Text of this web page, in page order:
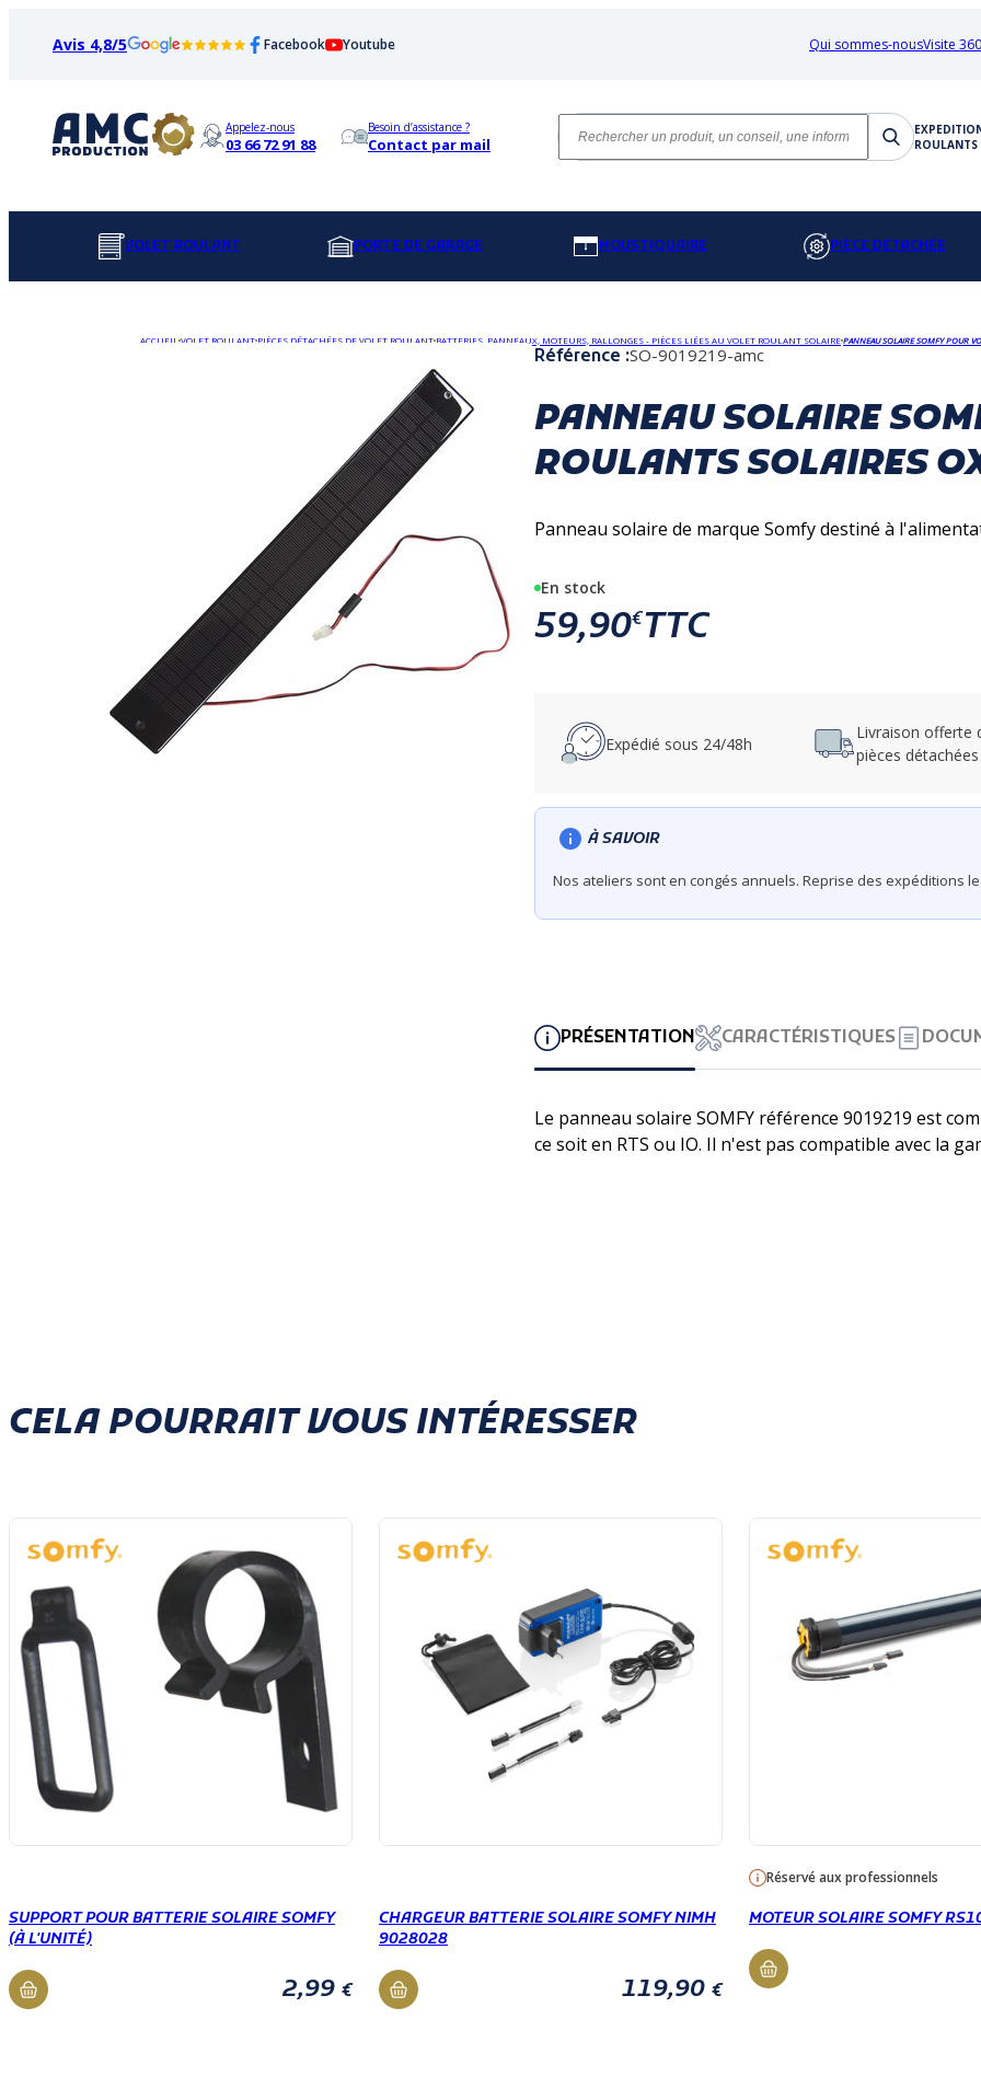
Avis 4,8/5 Facebook Youtube Qui sommes-nousVisite
Appelez-nous
03 66 72 91 88
Besoin d’assistance ?
Contact par mail
ROULANTS
VOLET ROULANT PORTE DE GARAGE MOUSTIQUAIRE PIÈCE DÉTACHÉE
ACCUEIL VOLET ROULANT PIÈCES DÉTACHÉES DE VOLET ROULANT BATTERIES, PANNEAUX, MOTEURS, RALLONGES - PIÈCES LIÉES AU VOLET ROULANT SOLAIREPANNEAU SOLAIRE SOMFY POUR
Référence :SO-9019219-amc
PANNEAU SOLAIRE
ROULANTS SOLAIRES
Panneau solaire de marque Somfy destiné à
En stock
59,90€TTC
Expédié sous 24/48h
Livraison offerte
pièces
À SAVOIR
Nos ateliers sont en congés annuels. Reprise des expéditions
PRÉSENTATION CARACTÉRISTIQUES
Le panneau solaire SOMFY référence 9019219 est
ce soit en RTS ou IO. Il n'est pas compatible avec la
CELA POURRAIT VOUS INTÉRESSER
SUPPORT POUR BATTERIE SOLAIRE SOMFY
(À L'UNITÉ)
2,99 €
CHARGEUR BATTERIE SOLAIRE SOMFY NIMH
9028028
119,90 €
Réservé aux professionnels
MOTEUR SOLAIRE SOMFY